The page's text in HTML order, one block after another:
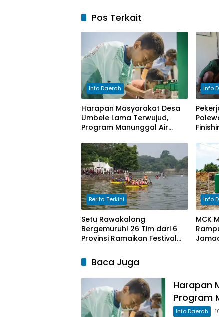
Pos Terkait
Info Daerah
Harapan Masyarakat Desa
Umbele Lama Terwujud,
Program Manunggal Air
Info
Berita Terkini
Setu Rawakalong
Bergemuruh! 26 Tim dari 6
Provinsi Ramaikan Festival
Info
MCK
Baca Juga
Harapan
Program
Info Daerah